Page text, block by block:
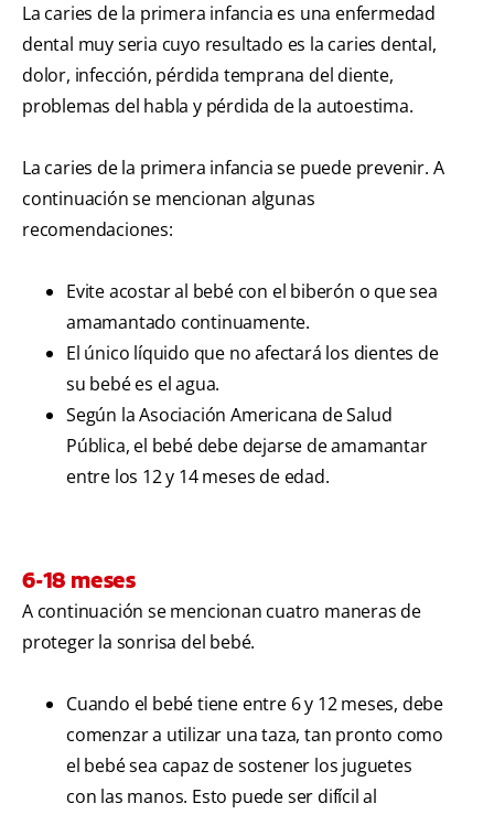
La caries de la primera infancia es una enfermedad
dental muy seria cuyo resultado es la caries dental,
dolor, infección, pérdida temprana del diente,
problemas del habla y pérdida de la autoestima.
La caries de la primera infancia se puede prevenir. A
continuación se mencionan algunas
recomendaciones:
Evite acostar al bebé con el biberón o que sea
amamantado continuamente.
El único líquido que no afectará los dientes de
su bebé es el agua.
Según la Asociación Americana de Salud
Pública, el bebé debe dejarse de amamantar
entre los 12 y 14 meses de edad.
6-18 meses
A continuación se mencionan cuatro maneras de
proteger la sonrisa del bebé.
Cuando el bebé tiene entre 6 y 12 meses, debe
comenzar a utilizar una taza, tan pronto como
el bebé sea capaz de sostener los juguetes
con las manos. Esto puede ser difícil al